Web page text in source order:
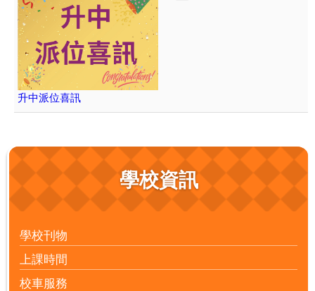
升中派位喜訊
學校資訊
學校刊物
上課時間
校車服務